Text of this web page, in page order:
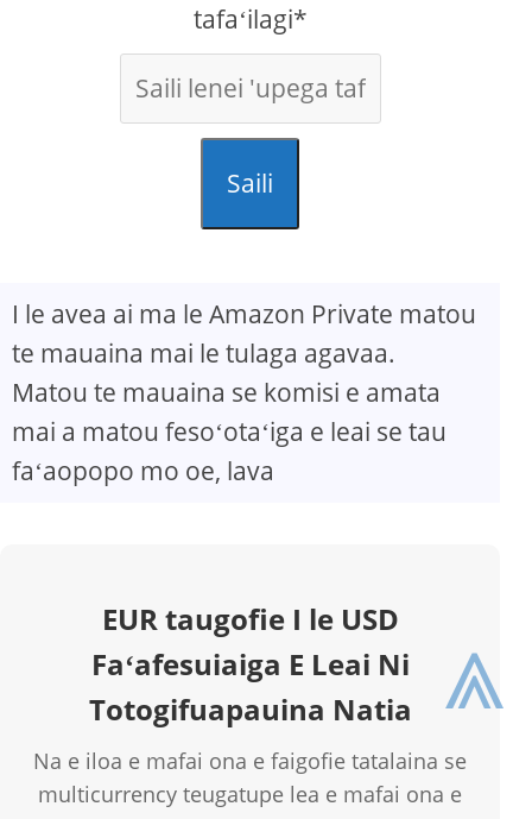
tafaʻilagi*
Saili
I le avea ai ma le Amazon Private matou
te mauaina mai le tulaga agavaa.
Matou te mauaina se komisi e amata
mai a matou fesoʻotaʻiga e leai se tau
faʻaopopo mo oe, lava
EUR taugofie I le USD
Faʻafesuiaiga E Leai Ni
Totogifuapauina Natia
Na e iloa e mafai ona e faigofie tatalaina se
multicurrency teugatupe lea e mafai ona e
⩓